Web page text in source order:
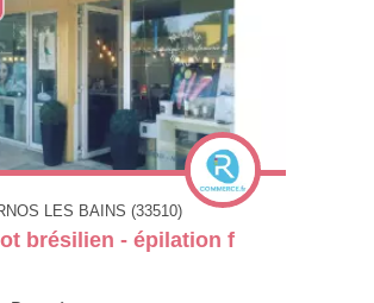
LES BAINS (33510)
brésilien - épilation f